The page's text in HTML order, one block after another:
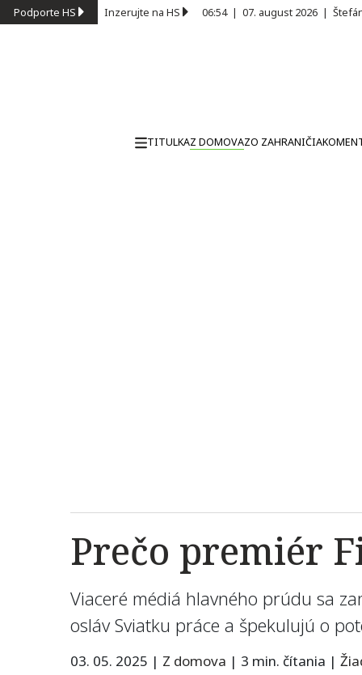
Podporte HS Inzerujte na HS 06:54| 07. august 2026 |
TITULKAZ DOMOVAZO ZAHRANIČIA
Prečo premiér
Viaceré médiá hlavného prúdu sa
osláv Sviatku práce a špekulujú o
03. 05. 2025 | Z domova | 3 min. čítania |